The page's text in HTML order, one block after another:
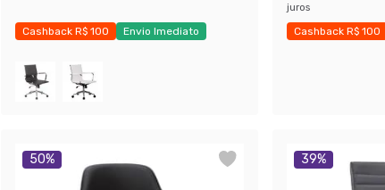
Cashback R$ 100
Envio Imediato
juros
Cashback R$ 100
50% 39%